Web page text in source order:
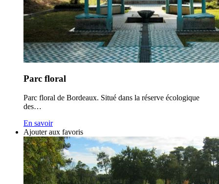
Parc floral
Parc floral de Bordeaux. Situé dans la réserve écologique
des…
En savoir
Ajouter aux favoris